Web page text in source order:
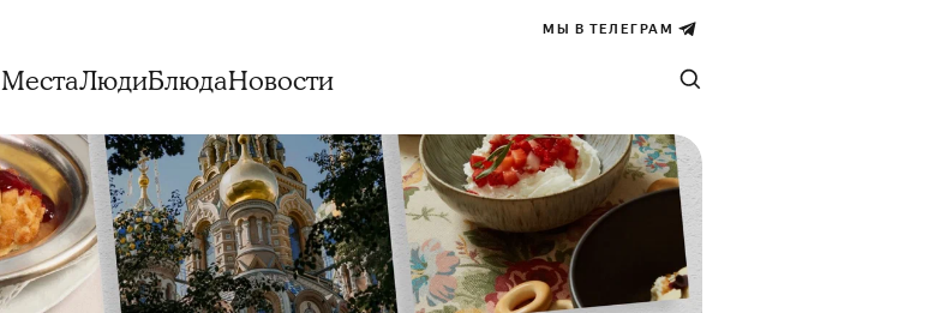
МЫ В ТЕЛЕГРАМ
МестаЛюдиБлюдаНовости